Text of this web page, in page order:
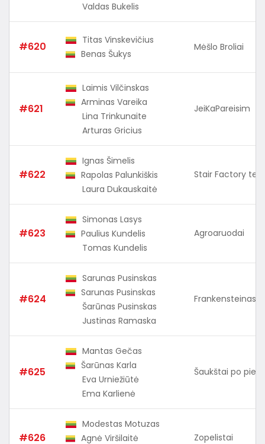
Valdas Bukelis
#620
Titas Vinskevičius
Benas Šukys
Mėšlo Broliai
#621
Laimis Vilčinskas
Arminas Vareika
Lina Trinkunaite
Arturas Gricius
JeiKaPareisim
#622
Ignas Šimelis
Rapolas Palunkiškis
Laura Dukauskaitė
Stair Factory
#623
Simonas Lasys
Paulius Kundelis
Tomas Kundelis
Agroaruodai
#624
Sarunas Pusinskas
Sarunas Pusinskas
Šarūnas Pusinskas
Justinas Ramaska
Frankensteinas
#625
Mantas Gečas
Šarūnas Karla
Eva Urniežiūtė
Ema Karlienė
Šaukštai po pietu
#626
Modestas Motuzas
Agnė Viršilaitė
Zopelistai